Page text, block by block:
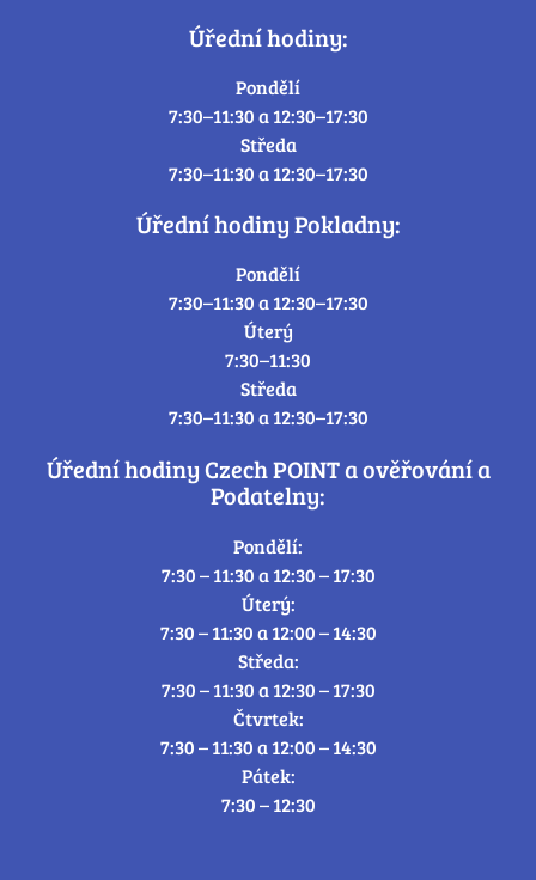
Úřední hodiny:
Pondělí
7:30–11:30 a 12:30–17:30
Středa
7:30–11:30 a 12:30–17:30
Úřední hodiny Pokladny:
Pondělí
7:30–11:30 a 12:30–17:30
Úterý
7:30–11:30
Středa
7:30–11:30 a 12:30–17:30
Úřední hodiny Czech POINT a ověřování a
Podatelny:
Pondělí:
7:30 – 11:30 a 12:30 – 17:30
Úterý:
7:30 – 11:30 a 12:00 – 14:30
Středa:
7:30 – 11:30 a 12:30 – 17:30
Čtvrtek:
7:30 – 11:30 a 12:00 – 14:30
Pátek:
7:30 – 12:30